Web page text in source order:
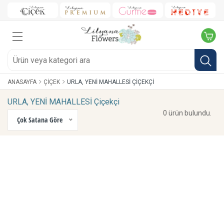
ANASAYFA ÇIÇEK URLA, YENİ MAHALLESİ ÇIÇEKÇI
URLA, YENİ MAHALLESİ Çiçekçi
Çok Satana Göre
0 ürün bulundu.